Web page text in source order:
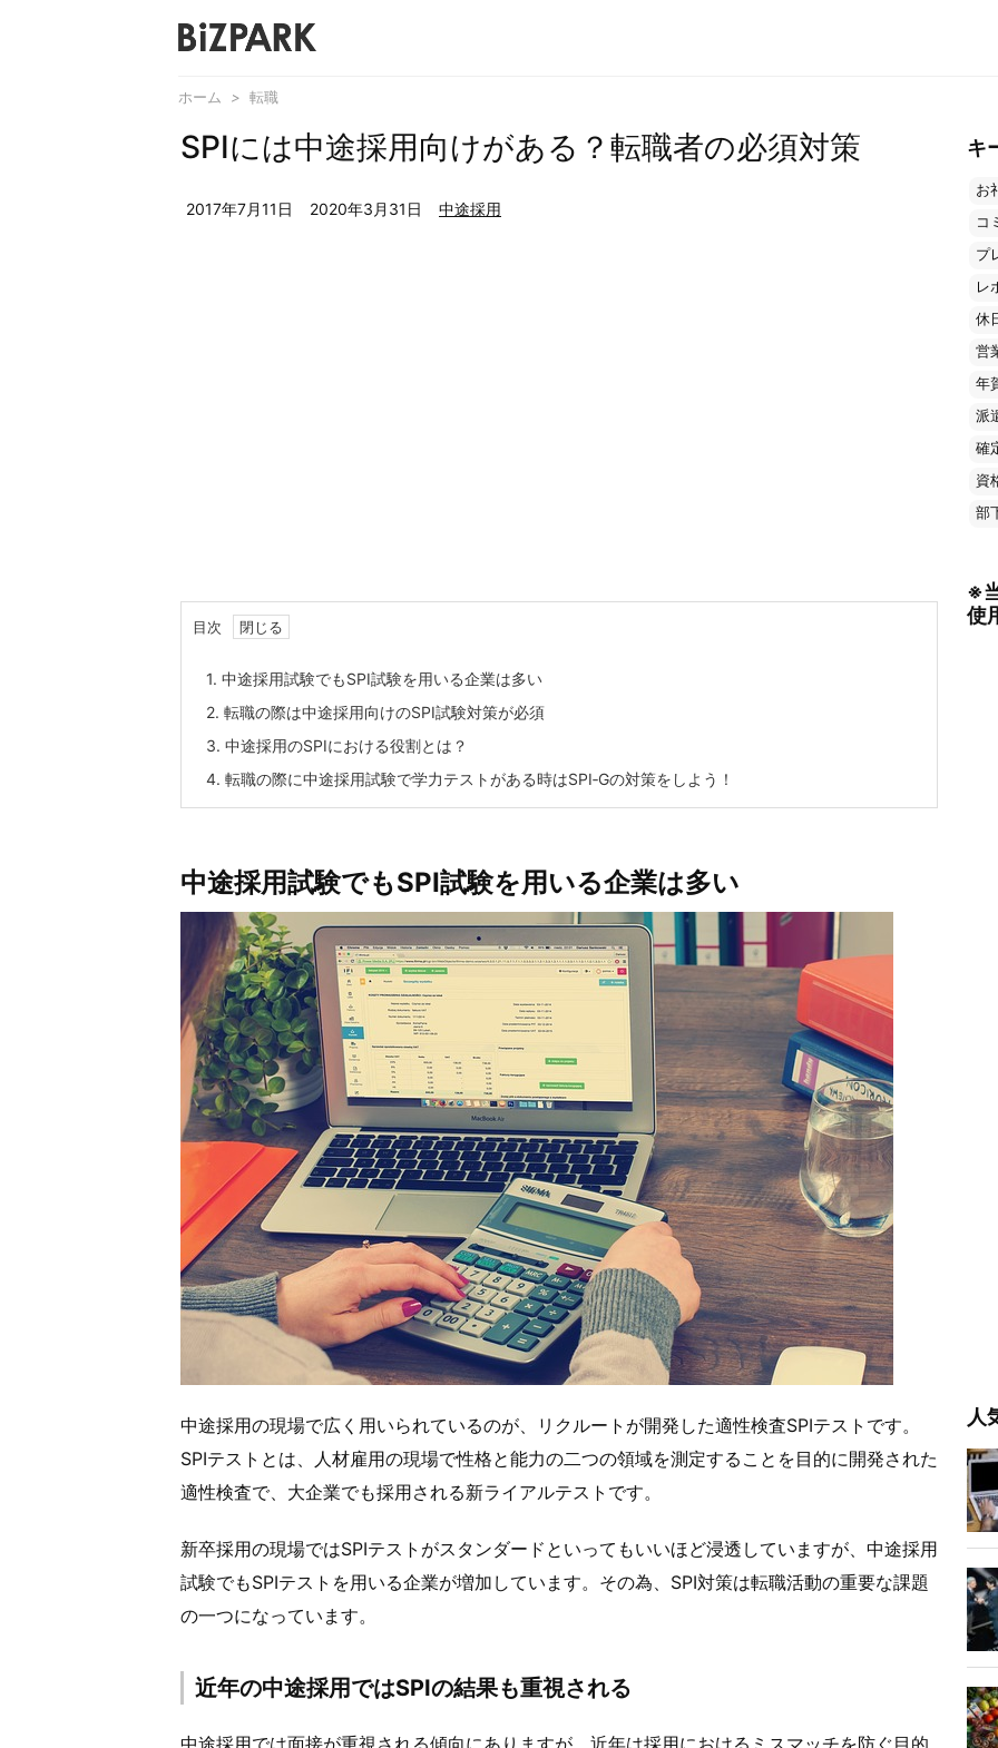
ホーム > 転職
SPIには中途採用向けがある？転職者の必須対策
2017年7月11日 2020年3月31日 中途採用
目次
1. 中途採用試験でもSPI試験を用いる企業は多い
2. 転職の際は中途採用向けのSPI試験対策が必須
3. 中途採用のSPIにおける役割とは？
4. 転職の際に中途採用試験で学力テストがある時はSPI‐Gの対策をしよう！
中途採用試験でもSPI試験を用いる企業は多い
中途採用の現場で広く用いられているのが、リクルートが開発した適性検査SPIテストです。
SPIテストとは、人材雇用の現場で性格と能力の二つの領域を測定することを目的に開発された
適性検査で、大企業でも採用される新ライアルテストです。
新卒採用の現場ではSPIテストがスタンダードといってもいいほど浸透していますが、中途採用
試験でもSPIテストを用いる企業が増加しています。その為、SPI対策は転職活動の重要な課題
の一つになっています。
近年の中途採用ではSPIの結果も重視される
キ
お
コ
プ
レ
休
営
年
派
確
資
部
※
使
人